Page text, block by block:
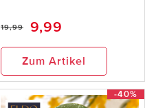
19,99 9,99
Zum Artikel
-40%